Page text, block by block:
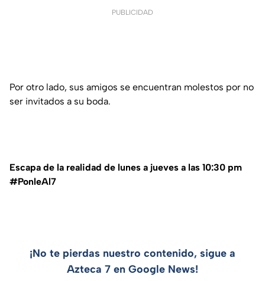
PUBLICIDAD
Por otro lado, sus amigos se encuentran molestos por no
ser invitados a su boda.
Escapa de la realidad de lunes a jueves a las 10:30 pm
#PonleAl7
¡No te pierdas nuestro contenido, sigue a
Azteca 7 en Google News!